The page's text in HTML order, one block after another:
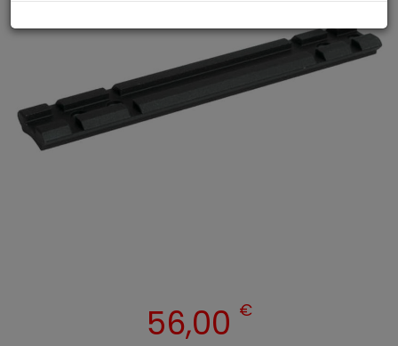
56,00 €